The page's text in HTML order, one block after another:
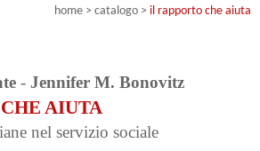
home > catalogo > il rapporto che aiuta
- Jennifer M. Bonovitz
AIUTA
nel servizio sociale